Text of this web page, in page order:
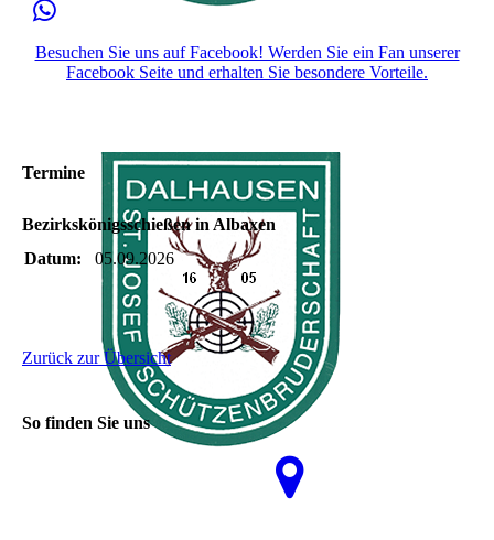
Besuchen Sie uns auf Facebook! Werden Sie ein Fan unserer
Facebook Seite und erhalten Sie besondere Vorteile.
Termine
Bezirkskönigsschießen in Albaxen
Datum:
05.09.2026
Zurück zur Übersicht
So finden Sie uns